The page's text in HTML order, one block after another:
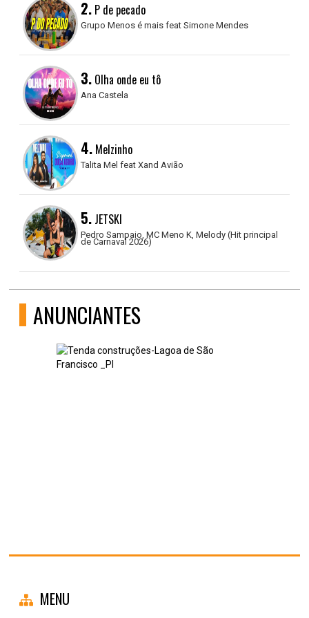
2. P de pecado
Grupo Menos é mais feat Simone Mendes
3. Olha onde eu tô
Ana Castela
4. Melzinho
Talita Mel feat Xand Avião
5. JETSKI
Pedro Sampaio, MC Meno K, Melody (Hit principal
de Carnaval 2026)
ANUNCIANTES
MENU